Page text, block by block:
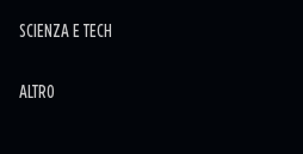
SCIENZA E TECH
ALTRO